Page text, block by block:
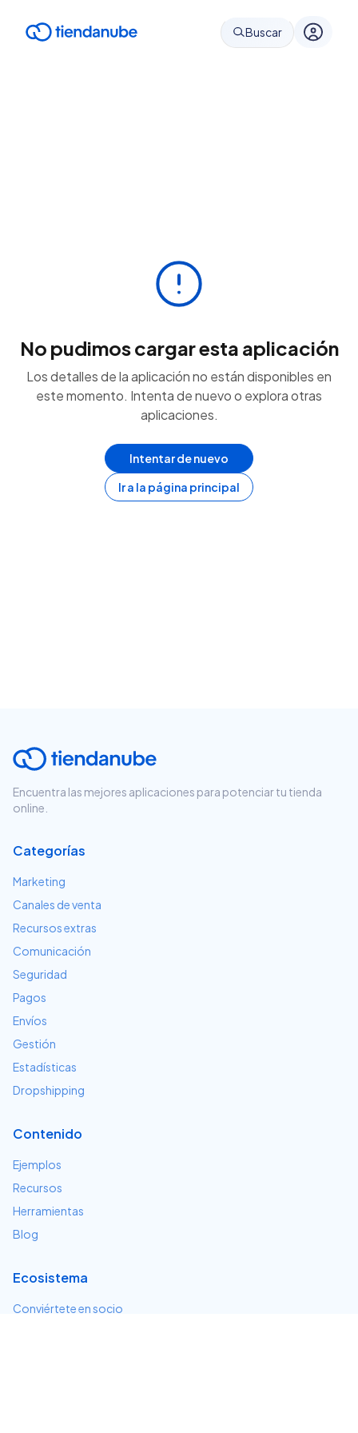
Buscar
No pudimos cargar esta aplicación
Los detalles de la aplicación no están disponibles en
este momento. Intenta de nuevo o explora otras
aplicaciones.
Intentar de nuevo
Ir a la página principal
Encuentra las mejores aplicaciones para potenciar tu tienda
online.
Categorías
Marketing
Canales de venta
Recursos extras
Comunicación
Seguridad
Pagos
Envíos
Gestión
Estadísticas
Dropshipping
Contenido
Ejemplos
Recursos
Herramientas
Blog
Ecosistema
Conviértete en socio